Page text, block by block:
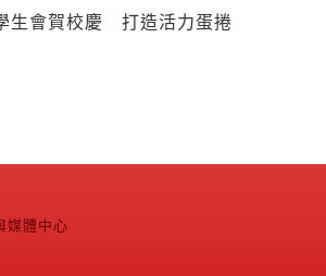
生會賀校慶 打造活力蛋捲
媒體中心